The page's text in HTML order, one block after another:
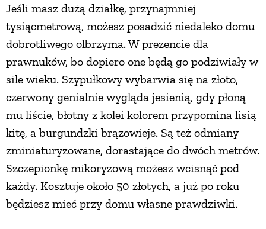
Jeśli masz dużą działkę, przynajmniej
tysiącmetrową, możesz posadzić niedaleko domu
dobrotliwego olbrzyma. W prezencie dla
prawnuków, bo dopiero one będą go podziwiały w
sile wieku. Szypułkowy wybarwia się na złoto,
czerwony genialnie wygląda jesienią, gdy płoną
mu liście, błotny z kolei kolorem przypomina lisią
kitę, a burgundzki brązowieje. Są też odmiany
zminiaturyzowane, dorastające do dwóch metrów.
Szczepionkę mikoryzową możesz wcisnąć pod
każdy. Kosztuje około 50 złotych, a już po roku
będziesz mieć przy domu własne prawdziwki.